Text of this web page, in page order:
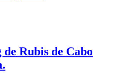
Rubis de Cabo